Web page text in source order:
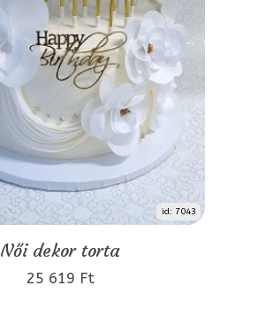
id: 7043
Női dekor torta
25 619 Ft